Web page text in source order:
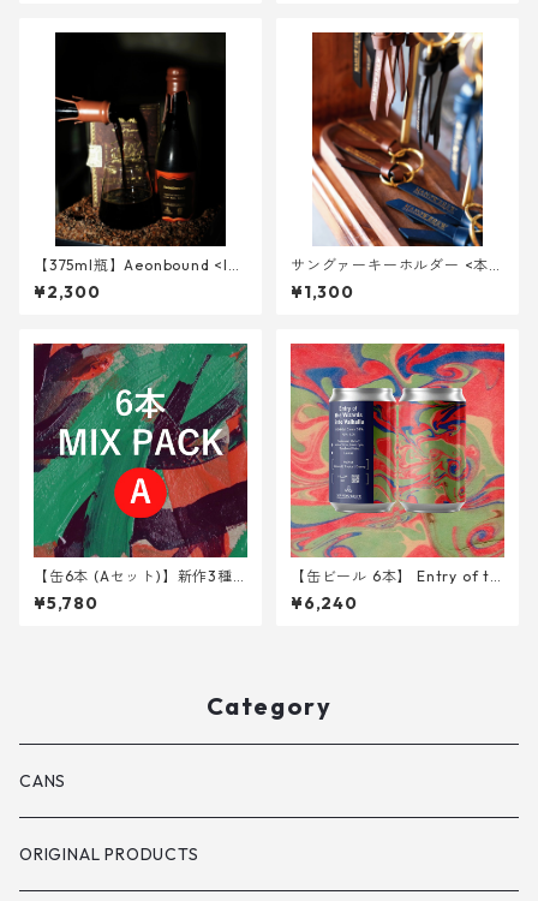
【375ml瓶】Aeonbound <Im
perial Stout w/ Cacao husk,
KOKUTO>
¥2,300
サングァーキーホルダー <本革
>
¥1,300
【缶6本 (Aセット)】新作3種 <
GERE,SEO,HKB>
¥5,780
【缶ビール 6本】 Entry of th
e Wizards into Valhalla <DD
H Oat Cream DIPA> 340ml
¥6,240
Category
CANS
ORIGINAL PRODUCTS